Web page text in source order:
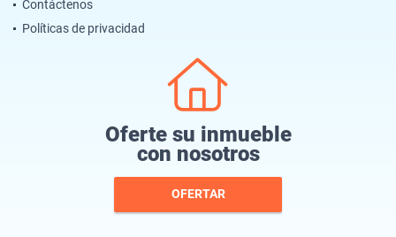
Contáctenos
Políticas de privacidad
Oferte su inmueble
con nosotros
OFERTAR